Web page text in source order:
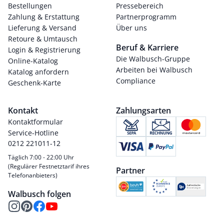
Bestellungen
Zahlung & Erstattung
Lieferung & Versand
Retoure & Umtausch
Login & Registrierung
Online-Katalog
Katalog anfordern
Geschenk-Karte
Pressebereich
Partnerprogramm
Über uns
Beruf & Karriere
Die Walbusch-Gruppe
Arbeiten bei Walbusch
Compliance
Kontakt
Kontaktformular
Service-Hotline
0212 221011-12
Täglich 7:00 - 22:00 Uhr
(Regulärer Festnetztarif ihres
Telefonanbieters)
Walbusch folgen
Zahlungsarten
Partner